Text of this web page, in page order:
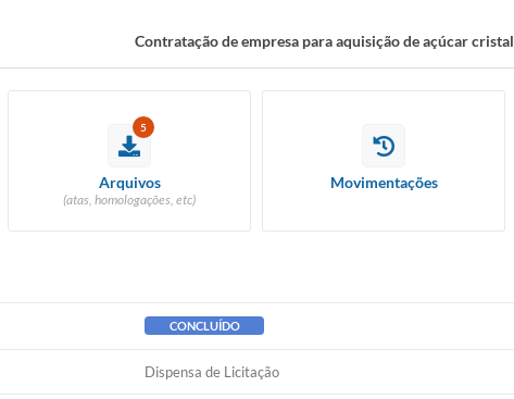
Contratação de empresa para aquisição de açúcar cristal
5
Arquivos
(atas, homologações, etc)
Movimentações
CONCLUÍDO
Dispensa de Licitação